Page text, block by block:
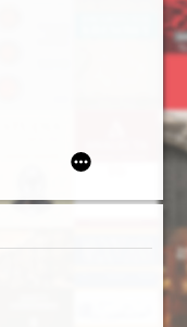
Jubileuszu jego
Augustowa i okolic